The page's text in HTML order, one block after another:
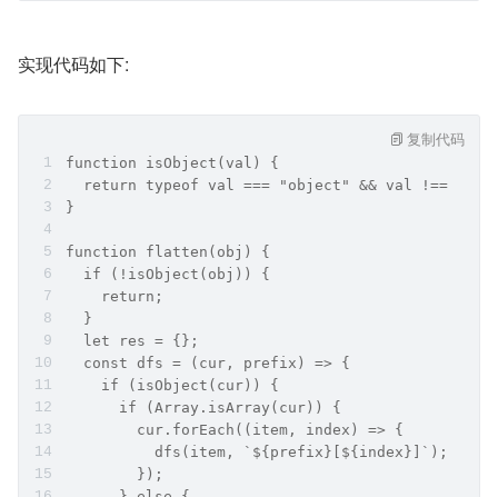
实现代码如下:
function isObject(val) {
return typeof val === "object" && val !==
}
function flatten(obj) {
  if (!isObject(obj)) {
    return;
  }
  let res = {};
  const dfs = (cur, prefix) => {
    if (isObject(cur)) {
      if (Array.isArray(cur)) {
        cur.forEach((item, index) => {
          dfs(item, `${prefix}[${index}]`);
        });
复制代码